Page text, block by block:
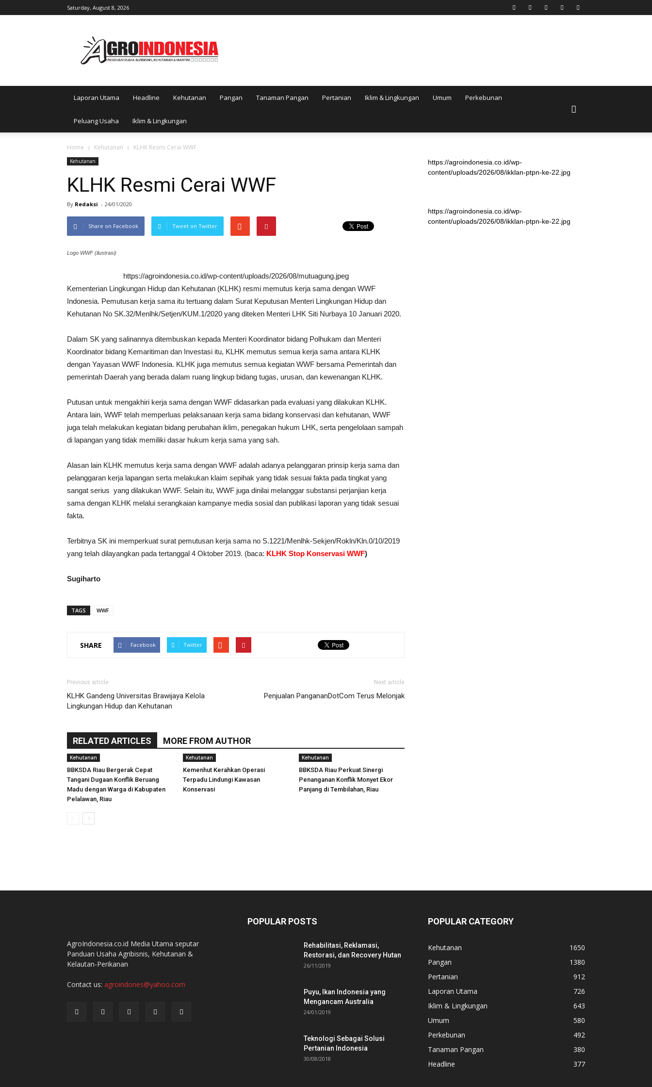
Saturday, August 8, 2026
Laporan Utama Headline Kehutanan Pangan Tanaman Pangan Pertanian Iklim & Lingkungan Umum Perkebunan
Peluang Usaha Iklim & Lingkungan
Home Kehutanan KLHK Resmi Cerai WWF
Kehutanan
KLHK Resmi Cerai WWF
By Redaksi - 24/01/2020
Share on Facebook Tweet on Twitter
Logo WWF (ilustrasi)
https://agroindonesia.co.id/wp-content/uploads/2026/08/mutuagung.jpeg
Kementerian Lingkungan Hidup dan Kehutanan (KLHK) resmi memutus kerja sama dengan WWF
Indonesia. Pemutusan kerja sama itu tertuang dalam Surat Keputusan Menteri Lingkungan Hidup dan
Kehutanan No SK.32/Menlhk/Setjen/KUM.1/2020 yang diteken Menteri LHK Siti Nurbaya 10 Januari 2020.
Dalam SK yang salinannya ditembuskan kepada Menteri Koordinator bidang Polhukam dan Menteri
Koordinator bidang Kemaritiman dan Investasi itu, KLHK memutus semua kerja sama antara KLHK
dengan Yayasan WWF Indonesia. KLHK juga memutus semua kegiatan WWF bersama Pemerintah dan
pemerintah Daerah yang berada dalam ruang lingkup bidang tugas, urusan, dan kewenangan KLHK.
Putusan untuk mengakhiri kerja sama dengan WWF didasarkan pada evaluasi yang dilakukan KLHK.
Antara lain, WWF telah memperluas pelaksanaan kerja sama bidang konservasi dan kehutanan, WWF
juga telah melakukan kegiatan bidang perubahan iklim, penegakan hukum LHK, serta pengelolaan sampah
di lapangan yang tidak memiliki dasar hukum kerja sama yang sah.
Alasan lain KLHK memutus kerja sama dengan WWF adalah adanya pelanggaran prinsip kerja sama dan
pelanggaran kerja lapangan serta melakukan klaim sepihak yang tidak sesuai fakta pada tingkat yang
sangat serius yang dilakukan WWF. Selain itu, WWF juga dinilai melanggar substansi perjanjian kerja
sama dengan KLHK melalui serangkaian kampanye media sosial dan publikasi laporan yang tidak sesuai
fakta.
Terbitnya SK ini memperkuat surat pemutusan kerja sama no S.1221/Menlhk-Sekjen/Rokln/Kln.0/10/2019
yang telah dilayangkan pada tertanggal 4 Oktober 2019. (baca: KLHK Stop Konservasi WWF)
Sugiharto
TAGS WWF
SHARE Facebook Twitter
Previous article
KLHK Gandeng Universitas Brawijaya Kelola
Lingkungan Hidup dan Kehutanan
Next article
Penjualan PangananDotCom Terus Melonjak
RELATED ARTICLES MORE FROM AUTHOR
Kehutanan
BBKSDA Riau Bergerak Cepat
Tangani Dugaan Konflik Beruang
Madu dengan Warga di Kabupaten
Pelalawan, Riau
Kehutanan
Kemenhut Kerahkan Operasi
Terpadu Lindungi Kawasan
Konservasi
Kehutanan
BBKSDA Riau Perkuat Sinergi
Penanganan Konflik Monyet Ekor
Panjang di Tembilahan, Riau
https://agroindonesia.co.id/wp-
content/uploads/2026/08/ikklan-ptpn-ke-22.jpg
https://agroindonesia.co.id/wp-
content/uploads/2026/08/ikklan-ptpn-ke-22.jpg
AgroIndonesia.co.id Media Utama seputar
Panduan Usaha Agribisnis, Kehutanan &
Kelautan-Perikanan
Contact us: agroindones@yahoo.com
POPULAR POSTS
Rehabilitasi, Reklamasi,
Restorasi, dan Recovery Hutan
26/11/2019
Puyu, Ikan Indonesia yang
Mengancam Australia
24/01/2019
Teknologi Sebagai Solusi
Pertanian Indonesia
30/08/2018
POPULAR CATEGORY
Kehutanan
1650
Pangan
1380
Pertanian
912
Laporan Utama
726
Iklim & Lingkungan
643
Umum
580
Perkebunan
492
Tanaman Pangan
380
Headline
377